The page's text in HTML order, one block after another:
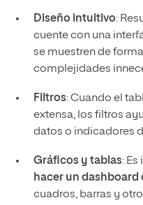
Diseño intuitivo:
cuente con una
se muestren de
complejidades
Filtros: Cuando el
extensa, los filtros
datos o indicadores
Gráficos y tablas: Es
hacer un
cuadros, barras y